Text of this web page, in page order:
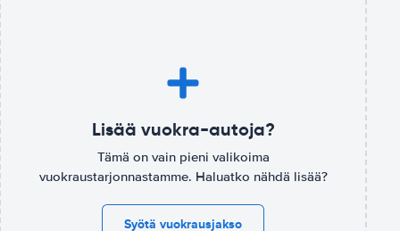
Lisää vuokra-autoja?
Tämä on vain pieni valikoima
vuokraustarjonnastamme. Haluatko nähdä lisää?
Syötä vuokrausjakso